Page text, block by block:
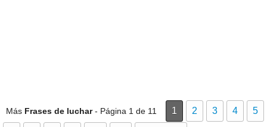
Más Frases de luchar- Página 1 de 11 1 2 3 4 5